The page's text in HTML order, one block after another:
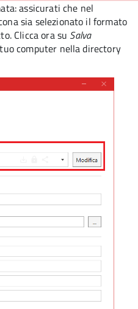
assicurati che nel
sia selezionato il formato
Clicca ora su Salva
computer nella directory